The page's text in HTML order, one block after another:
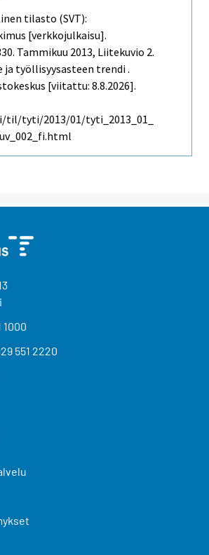
tilasto (SVT):
[verkkojulkaisu].
Tammikuu 2013, Liitekuvio 2.
ja työllisyysasteen trendi .
[viitattu: 8.8.2026].
tyti/2013/01/tyti_2013_01_
1000
551 2220